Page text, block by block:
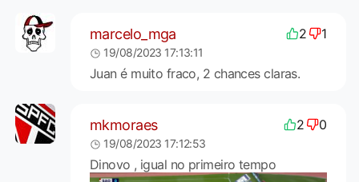
marcelo_mga 2 1
19/08/2023 17:13:11
Juan é muito fraco, 2 chances claras.
mkmoraes 2 0
19/08/2023 17:12:53
Dinovo , igual no primeiro tempo